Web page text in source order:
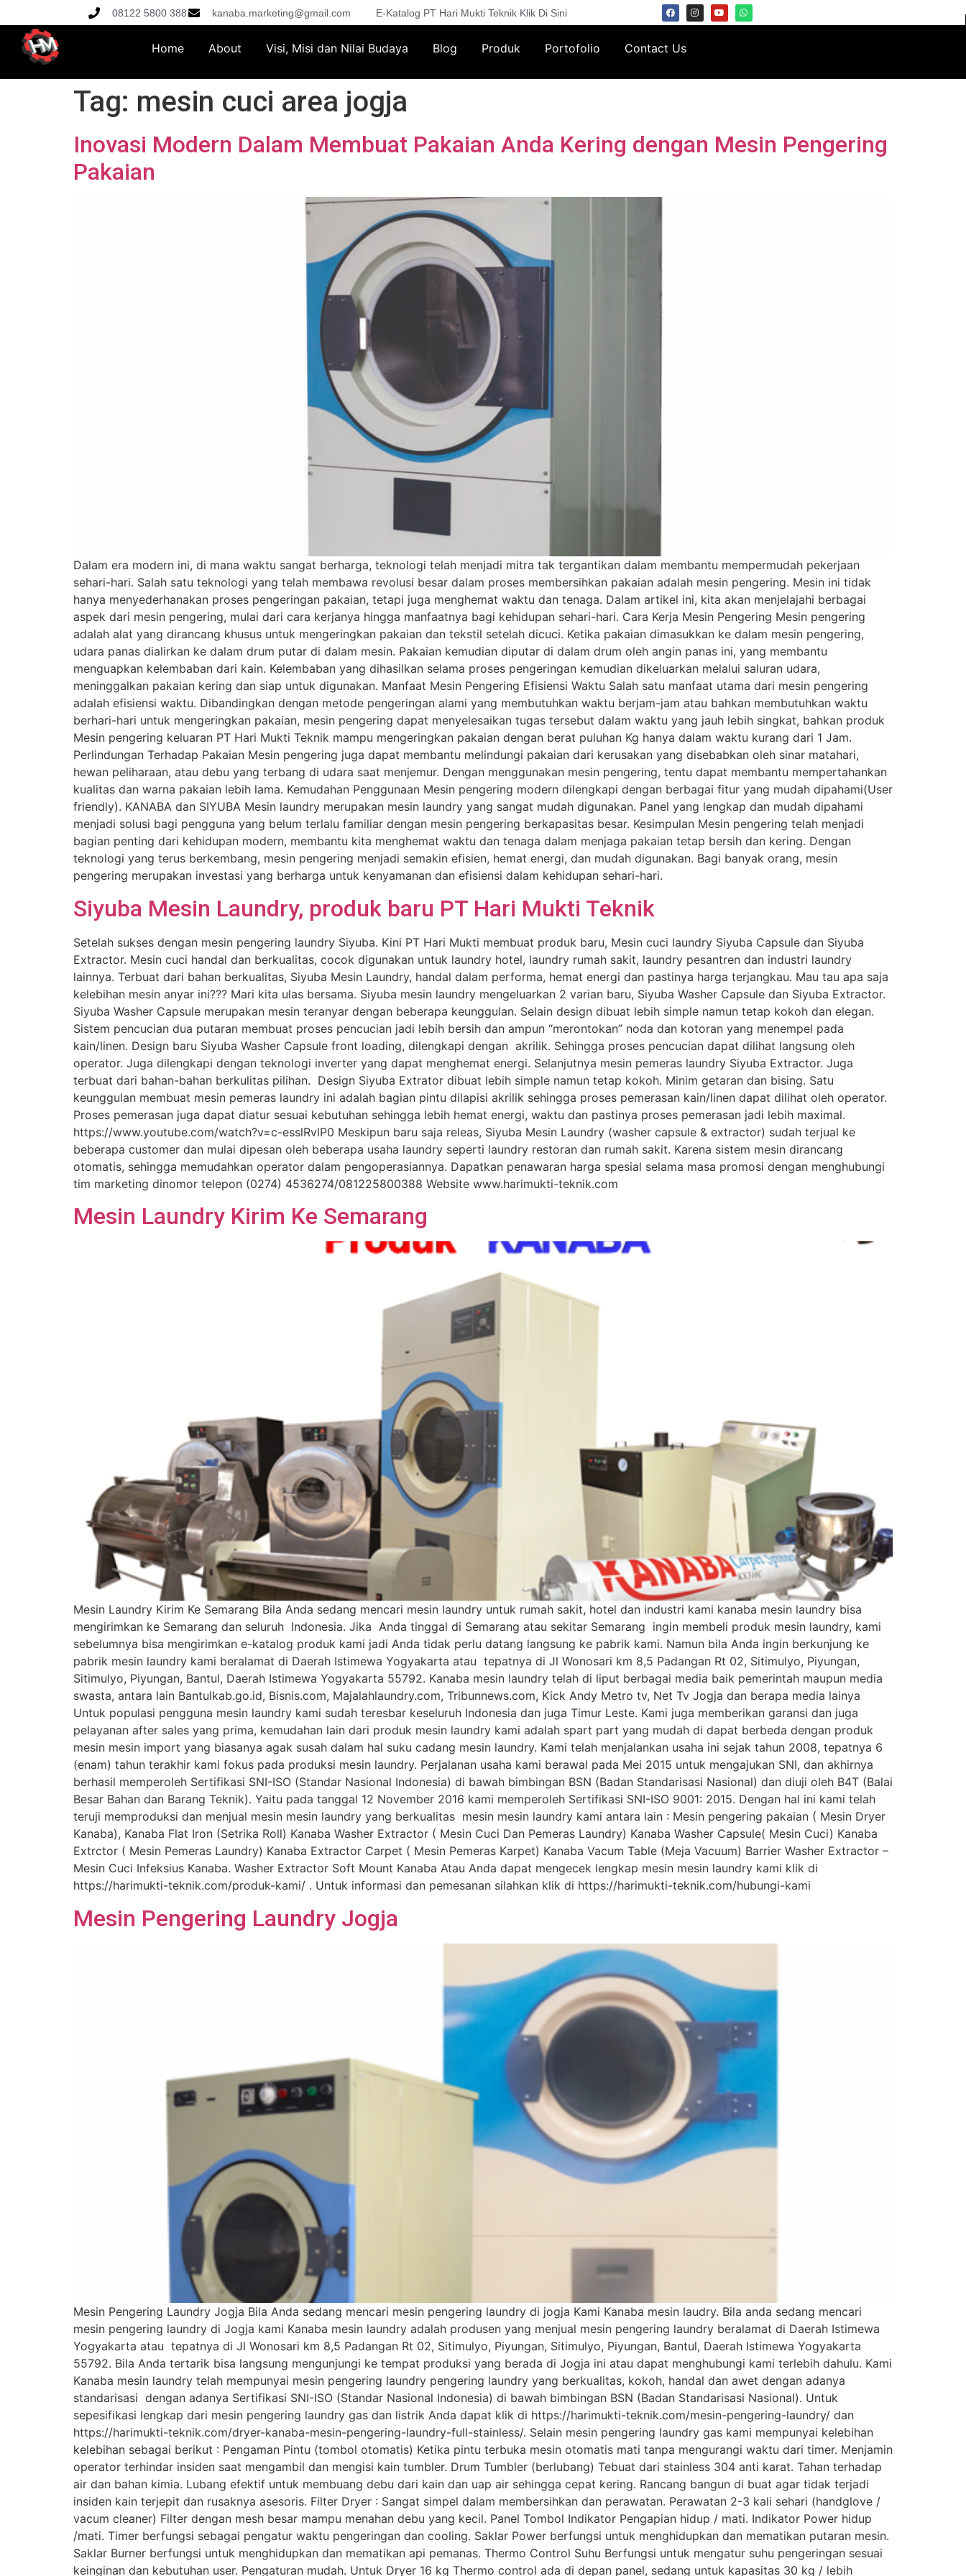
08122 5800 388 kanaba.marketing@gmail.com E-Katalog PT Hari Mukti Teknik Klik Di Sini
Home About Visi, Misi dan Nilai Budaya Blog Produk Portofolio Contact Us
Tag: mesin cuci area jogja
Inovasi Modern Dalam Membuat Pakaian Anda Kering dengan Mesin Pengering
Pakaian
Dalam era modern ini, di mana waktu sangat berharga, teknologi telah menjadi mitra tak tergantikan dalam membantu mempermudah pekerjaan
sehari-hari. Salah satu teknologi yang telah membawa revolusi besar dalam proses membersihkan pakaian adalah mesin pengering. Mesin ini tidak
hanya menyederhanakan proses pengeringan pakaian, tetapi juga menghemat waktu dan tenaga. Dalam artikel ini, kita akan menjelajahi berbagai
aspek dari mesin pengering, mulai dari cara kerjanya hingga manfaatnya bagi kehidupan sehari-hari. Cara Kerja Mesin Pengering Mesin pengering
adalah alat yang dirancang khusus untuk mengeringkan pakaian dan tekstil setelah dicuci. Ketika pakaian dimasukkan ke dalam mesin pengering,
udara panas dialirkan ke dalam drum putar di dalam mesin. Pakaian kemudian diputar di dalam drum oleh angin panas ini, yang membantu
menguapkan kelembaban dari kain. Kelembaban yang dihasilkan selama proses pengeringan kemudian dikeluarkan melalui saluran udara,
meninggalkan pakaian kering dan siap untuk digunakan. Manfaat Mesin Pengering Efisiensi Waktu Salah satu manfaat utama dari mesin pengering
adalah efisiensi waktu. Dibandingkan dengan metode pengeringan alami yang membutuhkan waktu berjam-jam atau bahkan membutuhkan waktu
berhari-hari untuk mengeringkan pakaian, mesin pengering dapat menyelesaikan tugas tersebut dalam waktu yang jauh lebih singkat, bahkan produk
Mesin pengering keluaran PT Hari Mukti Teknik mampu mengeringkan pakaian dengan berat puluhan Kg hanya dalam waktu kurang dari 1 Jam.
Perlindungan Terhadap Pakaian Mesin pengering juga dapat membantu melindungi pakaian dari kerusakan yang disebabkan oleh sinar matahari,
hewan peliharaan, atau debu yang terbang di udara saat menjemur. Dengan menggunakan mesin pengering, tentu dapat membantu mempertahankan
kualitas dan warna pakaian lebih lama. Kemudahan Penggunaan Mesin pengering modern dilengkapi dengan berbagai fitur yang mudah dipahami(User
friendly). KANABA dan SIYUBA Mesin laundry merupakan mesin laundry yang sangat mudah digunakan. Panel yang lengkap dan mudah dipahami
menjadi solusi bagi pengguna yang belum terlalu familiar dengan mesin pengering berkapasitas besar. Kesimpulan Mesin pengering telah menjadi
bagian penting dari kehidupan modern, membantu kita menghemat waktu dan tenaga dalam menjaga pakaian tetap bersih dan kering. Dengan
teknologi yang terus berkembang, mesin pengering menjadi semakin efisien, hemat energi, dan mudah digunakan. Bagi banyak orang, mesin
pengering merupakan investasi yang berharga untuk kenyamanan dan efisiensi dalam kehidupan sehari-hari.
Siyuba Mesin Laundry, produk baru PT Hari Mukti Teknik
Setelah sukses dengan mesin pengering laundry Siyuba. Kini PT Hari Mukti membuat produk baru, Mesin cuci laundry Siyuba Capsule dan Siyuba
Extractor. Mesin cuci handal dan berkualitas, cocok digunakan untuk laundry hotel, laundry rumah sakit, laundry pesantren dan industri laundry
lainnya. Terbuat dari bahan berkualitas, Siyuba Mesin Laundry, handal dalam performa, hemat energi dan pastinya harga terjangkau. Mau tau apa saja
kelebihan mesin anyar ini??? Mari kita ulas bersama. Siyuba mesin laundry mengeluarkan 2 varian baru, Siyuba Washer Capsule dan Siyuba Extractor.
Siyuba Washer Capsule merupakan mesin teranyar dengan beberapa keunggulan. Selain design dibuat lebih simple namun tetap kokoh dan elegan.
Sistem pencucian dua putaran membuat proses pencucian jadi lebih bersih dan ampun “merontokan” noda dan kotoran yang menempel pada
kain/linen. Design baru Siyuba Washer Capsule front loading, dilengkapi dengan akrilik. Sehingga proses pencucian dapat dilihat langsung oleh
operator. Juga dilengkapi dengan teknologi inverter yang dapat menghemat energi. Selanjutnya mesin pemeras laundry Siyuba Extractor. Juga
terbuat dari bahan-bahan berkulitas pilihan. Design Siyuba Extrator dibuat lebih simple namun tetap kokoh. Minim getaran dan bising. Satu
keunggulan membuat mesin pemeras laundry ini adalah bagian pintu dilapisi akrilik sehingga proses pemerasan kain/linen dapat dilihat oleh operator.
Proses pemerasan juga dapat diatur sesuai kebutuhan sehingga lebih hemat energi, waktu dan pastinya proses pemerasan jadi lebih maximal.
https://www.youtube.com/watch?v=c-esslRvlP0 Meskipun baru saja releas, Siyuba Mesin Laundry (washer capsule & extractor) sudah terjual ke
beberapa customer dan mulai dipesan oleh beberapa usaha laundry seperti laundry restoran dan rumah sakit. Karena sistem mesin dirancang
otomatis, sehingga memudahkan operator dalam pengoperasiannya. Dapatkan penawaran harga spesial selama masa promosi dengan menghubungi
tim marketing dinomor telepon (0274) 4536274/081225800388 Website www.harimukti-teknik.com
Mesin Laundry Kirim Ke Semarang
Mesin Laundry Kirim Ke Semarang Bila Anda sedang mencari mesin laundry untuk rumah sakit, hotel dan industri kami kanaba mesin laundry bisa
mengirimkan ke Semarang dan seluruh Indonesia. Jika Anda tinggal di Semarang atau sekitar Semarang ingin membeli produk mesin laundry, kami
sebelumnya bisa mengirimkan e-katalog produk kami jadi Anda tidak perlu datang langsung ke pabrik kami. Namun bila Anda ingin berkunjung ke
pabrik mesin laundry kami beralamat di Daerah Istimewa Yogyakarta atau tepatnya di Jl Wonosari km 8,5 Padangan Rt 02, Sitimulyo, Piyungan,
Sitimulyo, Piyungan, Bantul, Daerah Istimewa Yogyakarta 55792. Kanaba mesin laundry telah di liput berbagai media baik pemerintah maupun media
swasta, antara lain Bantulkab.go.id, Bisnis.com, Majalahlaundry.com, Tribunnews.com, Kick Andy Metro tv, Net Tv Jogja dan berapa media lainya
Untuk populasi pengguna mesin laundry kami sudah teresbar keseluruh Indonesia dan juga Timur Leste. Kami juga memberikan garansi dan juga
pelayanan after sales yang prima, kemudahan lain dari produk mesin laundry kami adalah spart part yang mudah di dapat berbeda dengan produk
mesin mesin import yang biasanya agak susah dalam hal suku cadang mesin laundry. Kami telah menjalankan usaha ini sejak tahun 2008, tepatnya 6
(enam) tahun terakhir kami fokus pada produksi mesin laundry. Perjalanan usaha kami berawal pada Mei 2015 untuk mengajukan SNI, dan akhirnya
berhasil memperoleh Sertifikasi SNI-ISO (Standar Nasional Indonesia) di bawah bimbingan BSN (Badan Standarisasi Nasional) dan diuji oleh B4T (Balai
Besar Bahan dan Barang Teknik). Yaitu pada tanggal 12 November 2016 kami memperoleh Sertifikasi SNI-ISO 9001: 2015. Dengan hal ini kami telah
teruji memproduksi dan menjual mesin mesin laundry yang berkualitas mesin mesin laundry kami antara lain : Mesin pengering pakaian ( Mesin Dryer
Kanaba), Kanaba Flat Iron (Setrika Roll) Kanaba Washer Extractor ( Mesin Cuci Dan Pemeras Laundry) Kanaba Washer Capsule( Mesin Cuci) Kanaba
Extrctor ( Mesin Pemeras Laundry) Kanaba Extractor Carpet ( Mesin Pemeras Karpet) Kanaba Vacum Table (Meja Vacuum) Barrier Washer Extractor –
Mesin Cuci Infeksius Kanaba. Washer Extractor Soft Mount Kanaba Atau Anda dapat mengecek lengkap mesin mesin laundry kami klik di
https://harimukti-teknik.com/produk-kami/ . Untuk informasi dan pemesanan silahkan klik di https://harimukti-teknik.com/hubungi-kami
Mesin Pengering Laundry Jogja
Mesin Pengering Laundry Jogja Bila Anda sedang mencari mesin pengering laundry di jogja Kami Kanaba mesin laudry. Bila anda sedang mencari
mesin pengering laundry di Jogja kami Kanaba mesin laundry adalah produsen yang menjual mesin pengering laundry beralamat di Daerah Istimewa
Yogyakarta atau tepatnya di Jl Wonosari km 8,5 Padangan Rt 02, Sitimulyo, Piyungan, Sitimulyo, Piyungan, Bantul, Daerah Istimewa Yogyakarta
55792. Bila Anda tertarik bisa langsung mengunjungi ke tempat produksi yang berada di Jogja ini atau dapat menghubungi kami terlebih dahulu. Kami
Kanaba mesin laundry telah mempunyai mesin pengering laundry pengering laundry yang berkualitas, kokoh, handal dan awet dengan adanya
standarisasi dengan adanya Sertifikasi SNI-ISO (Standar Nasional Indonesia) di bawah bimbingan BSN (Badan Standarisasi Nasional). Untuk
sepesifikasi lengkap dari mesin pengering laundry gas dan listrik Anda dapat klik di https://harimukti-teknik.com/mesin-pengering-laundry/ dan
https://harimukti-teknik.com/dryer-kanaba-mesin-pengering-laundry-full-stainless/. Selain mesin pengering laundry gas kami mempunyai kelebihan
kelebihan sebagai berikut : Pengaman Pintu (tombol otomatis) Ketika pintu terbuka mesin otomatis mati tanpa mengurangi waktu dari timer. Menjamin
operator terhindar insiden saat mengambil dan mengisi kain tumbler. Drum Tumbler (berlubang) Tebuat dari stainless 304 anti karat. Tahan terhadap
air dan bahan kimia. Lubang efektif untuk membuang debu dari kain dan uap air sehingga cepat kering. Rancang bangun di buat agar tidak terjadi
insiden kain terjepit dan rusaknya asesoris. Filter Dryer : Sangat simpel dalam membersihkan dan perawatan. Perawatan 2-3 kali sehari (handglove /
vacum cleaner) Filter dengan mesh besar mampu menahan debu yang kecil. Panel Tombol Indikator Pengapian hidup / mati. Indikator Power hidup
/mati. Timer berfungsi sebagai pengatur waktu pengeringan dan cooling. Saklar Power berfungsi untuk menghidupkan dan mematikan putaran mesin.
Saklar Burner berfungsi untuk menghidupkan dan mematikan api pemanas. Thermo Control Suhu Berfungsi untuk mengatur suhu pengeringan sesuai
keinginan dan kebutuhan user. Pengaturan mudah. Untuk Dryer 16 kg Thermo control ada di depan panel, sedang untuk kapasitas 30 kg / lebih